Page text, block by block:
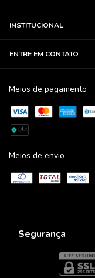
INSTITUCIONAL
ENTRE EM CONTATO
Meios de pagamento
Meios de envio
Segurança